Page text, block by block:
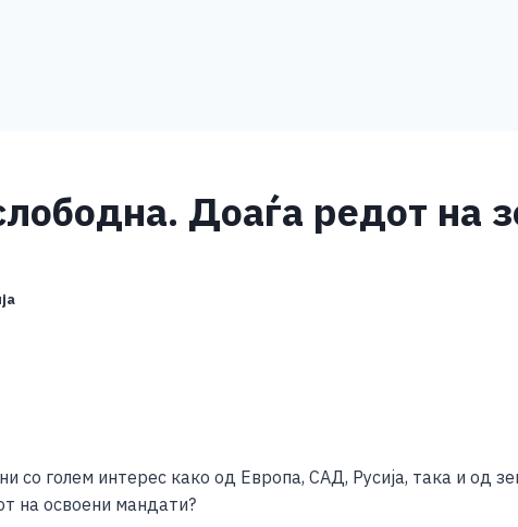
Доаѓа редот на
со голем интерес како од Европа, САД, Русија, така и од
на освоени мандати?